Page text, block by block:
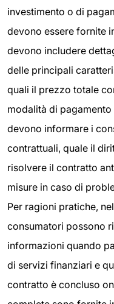
investimento o di
devono essere fornite
devono includere
delle principali
quali il prezzo totale
modalità di
devono informare i
contrattuali, quale il
risolvere il contratto
misure in caso di
Per ragioni pratiche,
consumatori possono
informazioni quando
di servizi finanziari e
contratto è concluso